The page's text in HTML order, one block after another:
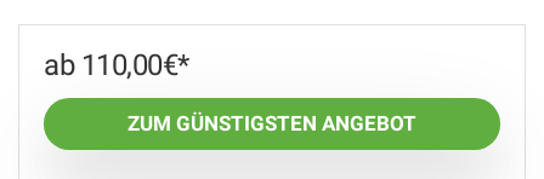
110,00€
ZUM GÜNSTIGSTEN ANGEBOT